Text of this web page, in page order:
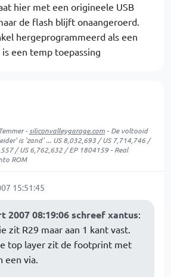
hier met een origineele USB
de flash blijft onaangeroerd.
hergeprogrammeerd als een
een temp toepassing
- siliconvalleygarage.com - De voltooid
is 'zand' ... US 8,032,693 / US 7,714,746 /
/ US 6,762,632 / EP 1804159 - Real
ROM
15:51:45
2007 08:19:06 schreef xantus:
zit R29 maar aan 1 kant vast.
top layer zit de footprint met
een via.